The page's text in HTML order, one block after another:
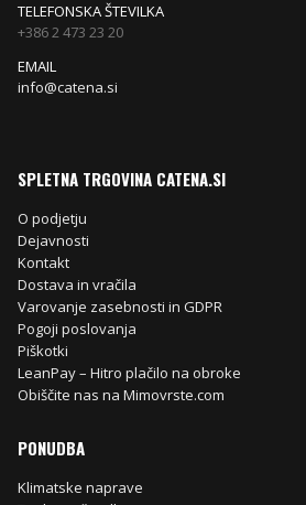
TELEFONSKA ŠTEVILKA
+386 2 473 23 20
EMAIL
info@catena.si
SPLETNA TRGOVINA CATENA.SI
O podjetju
Dejavnosti
Kontakt
Dostava in vračila
Varovanje zasebnosti in GDPR
Pogoji poslovanja
Piškotki
LeanPay – Hitro plačilo na obroke
Obiščite nas na Mimovrste.com
PONUDBA
Klimatske naprave